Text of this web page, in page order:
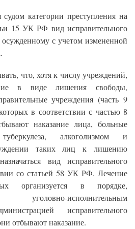
категории преступления на
15 УК РФ вид исправительного
осужденному с учетом измененной
что, хотя к числу учреждений,
в виде лишения свободы,
учреждения (часть 9
в соответствии с частью 8
наказание лица, больные
алкоголизмом и
таких лиц к лишению
вид исправительного
со статьей 58 УК РФ. Лечение
организуется в порядке,
исполнительным
исправительного
отбывают наказание.